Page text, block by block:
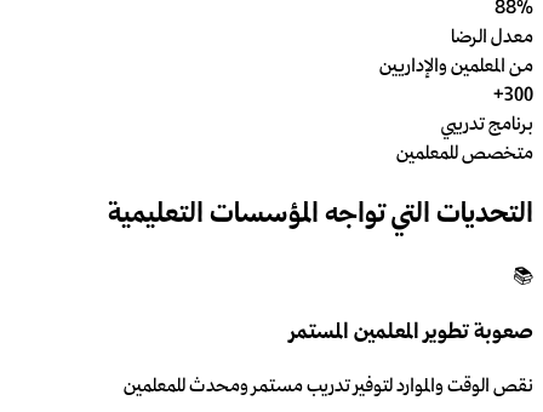
88%
معدل الرضا
من المعلمين والإداريين
300+
برنامج تدريبي
متخصص للمعلمين
التحديات التي تواجه المؤسسات التعليمية
📚
صعوبة تطوير المعلمين المستمر
نقص الوقت والموارد لتوفير تدريب مستمر ومحدث للمعلمين